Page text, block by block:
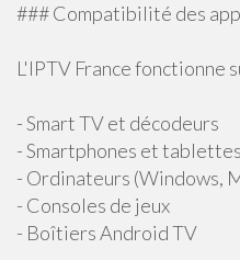
### Compatibilité des
L'IPTV France fonctionne
- Smart TV et décodeurs
- Smartphones et
- Ordinateurs (Windows,
- Consoles de jeux
- Boîtiers Android TV